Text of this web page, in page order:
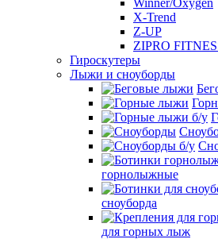
Winner/Oxygen
X-Trend
Z-UP
ZIPRO
Гироскутеры
Лыжи и сноуборды
горнолыжные
сноуборда
для горных лыж